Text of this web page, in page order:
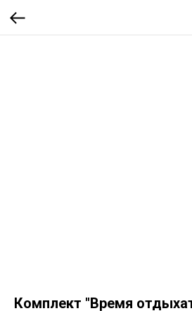
Комплект "Время